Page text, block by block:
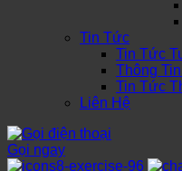
Tin Tức
Tin Tức
Thông
Tin Tức
Liên Hệ
Gọi ngay